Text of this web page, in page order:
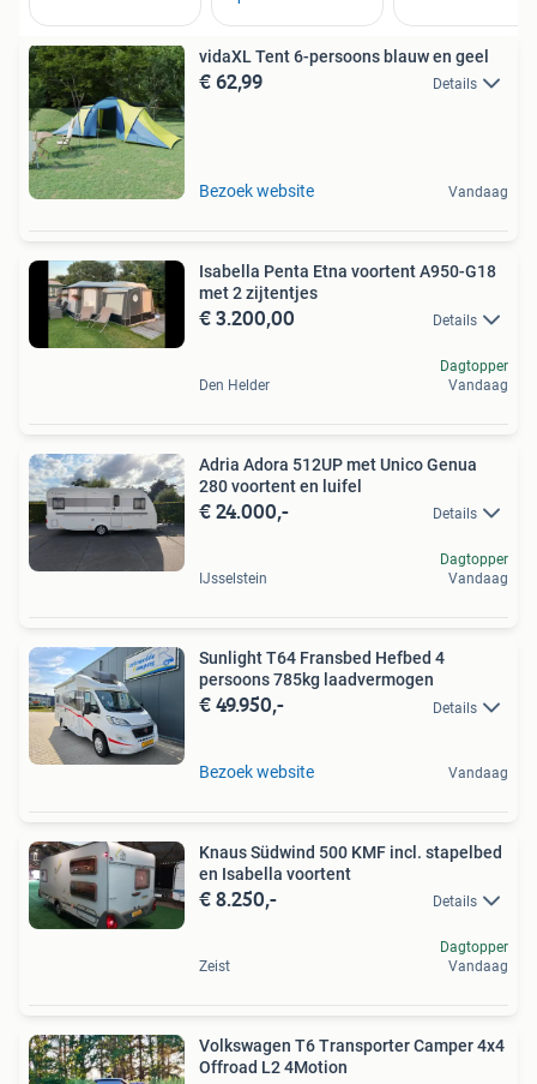
vidaXL Tent 6-persoons blauw en geel
€ 62,99 Details
Bezoek website Vandaag
Isabella Penta Etna voortent A950-G18
met 2 zijtentjes
€ 3.200,00 Details
Den Helder
Dagtopper
Vandaag
Adria Adora 512UP met Unico Genua
280 voortent en luifel
€ 24.000,- Details
IJsselstein
Dagtopper
Vandaag
Sunlight T64 Fransbed Hefbed 4
persoons 785kg laadvermogen
€ 49.950,- Details
Bezoek website Vandaag
Knaus Südwind 500 KMF incl. stapelbed
en Isabella voortent
€ 8.250,- Details
Zeist
Dagtopper
Vandaag
Volkswagen T6 Transporter Camper 4x4
Offroad L2 4Motion